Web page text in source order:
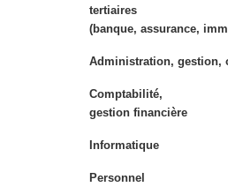
tertiaires
(banque, assurance,
Administration, gestion,
Comptabilité,
gestion financière
Informatique
Personnel